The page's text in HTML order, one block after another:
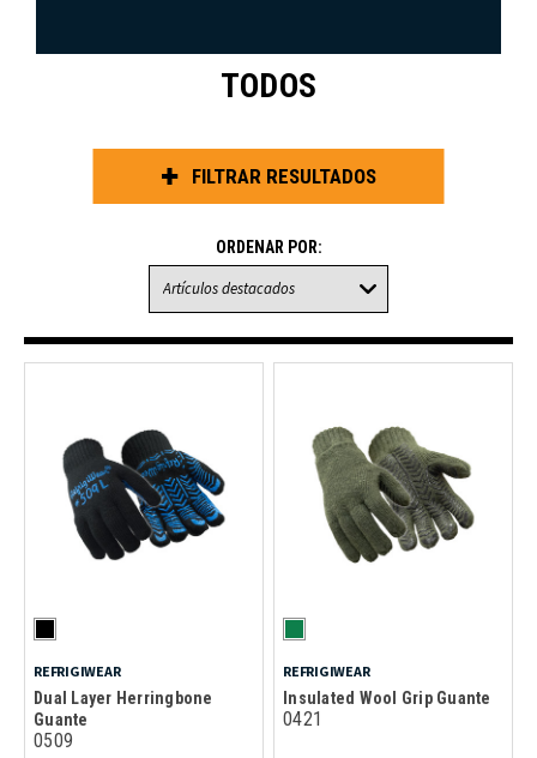
TODOS
FILTRAR RESULTADOS
ORDENAR POR:
REFRIGIWEAR
Dual Layer Herringbone
Guante
0509
REFRIGIWEAR
Insulated Wool Grip Guante
0421